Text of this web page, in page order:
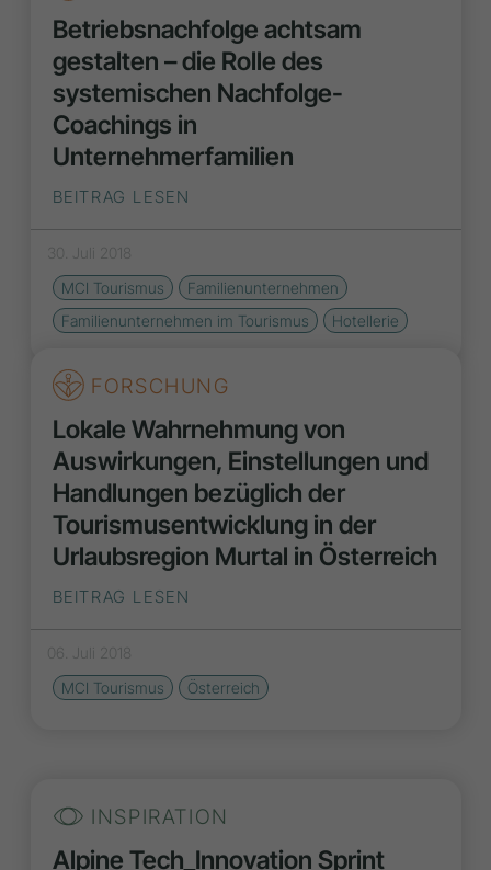
Betriebsnachfolge achtsam
gestalten – die Rolle des
systemischen Nachfolge-
Coachings in
Unternehmerfamilien
BEITRAG LESEN
30. Juli 2018
MCI Tourismus
Familienunternehmen
Familienunternehmen im Tourismus
Hotellerie
FORSCHUNG
Lokale Wahrnehmung von
Auswirkungen, Einstellungen und
Handlungen bezüglich der
Tourismusentwicklung in der
Urlaubsregion Murtal in Österreich
BEITRAG LESEN
06. Juli 2018
MCI Tourismus
Österreich
INSPIRATION
Alpine Tech_Innovation Sprint